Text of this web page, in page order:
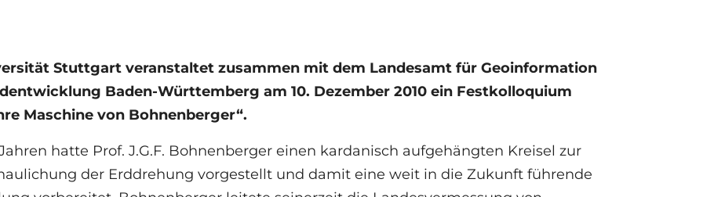
Stuttgart veranstaltet zusammen mit dem Landesamt für Geoinformation
Baden-Württemberg am 10. Dezember 2010 ein Festkolloquium
Maschine von Bohnenberger“.
hatte Prof. J.G.F. Bohnenberger einen kardanisch aufgehängten Kreisel zur
der Erddrehung vorgestellt und damit eine weit in die Zukunft führende